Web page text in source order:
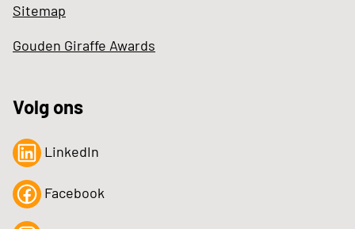
Sitemap
Gouden Giraffe Awards
Volg ons
LinkedIn
Facebook